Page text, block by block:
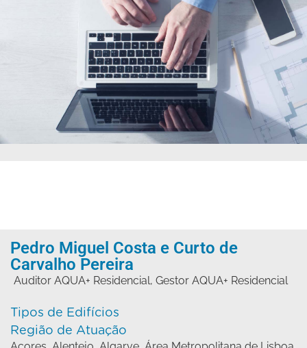
Pedro Miguel Costa e Curto de
Carvalho Pereira
Auditor AQUA+ Residencial, Gestor AQUA+ Residencial
Tipos de Edifícios
Região de Atuação